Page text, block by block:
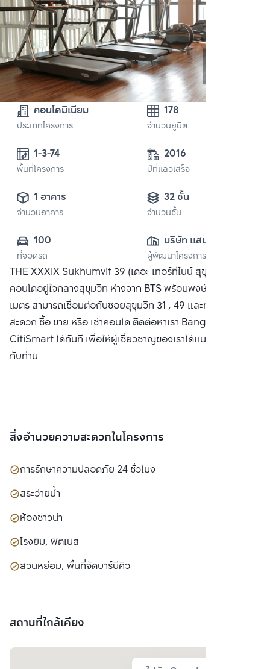
คอนโดมิเนียม
ประเภทโครงการ
178
จำนวนยูนิต
พื้นที่โครงการ
2016
ปีที่แล้วเสร็จ
1 อาคาร
จำนวนอาคาร
32 ชั้น
จำนวนชั้น
100
ที่จอดรถ
บริษัท แสนสิริ
จำกัด (มหาชน)
ผู้พัฒนาโครงการ
THE XXXIX Sukhumvit 39 (เดอะ เทอร์ทีไนน์ สุขุมวิท 39)
คอนโดอยู่ใจกลางสุขุมวิท ห่างจาก BTS พร้อมพงษ์เพียง 250
เมตร สามารถเชื่อมต่อกับซอยสุขุมวิท 31 , 49 และทองหล่อ โดย
สะดวก ซื้อ ขาย หรือ เช่าคอนโด ติดต่อหาเรา Bangkok
CitiSmart ได้ทันที เพื่อให้ผู้เชี่ยวชาญของเราได้แนะนำคอนโดให้
กับท่าน
สิ่งอำนวยความสะดวกในโครงการ
การรักษาความปลอดภัย 24 ชั่วโมง
สระว่ายน้ำ
ห้องซาวน่า
โรงยิม, ฟิตเนส
สวนหย่อม, พื้นที่จัดบาร์บีคิว
สถานที่ใกล้เคียง